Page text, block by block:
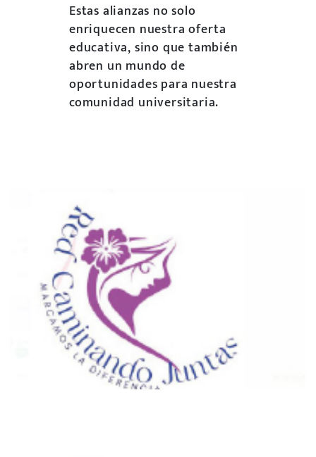
Estas alianzas no solo
enriquecen nuestra oferta
educativa, sino que también
abren un mundo de
oportunidades para nuestra
comunidad universitaria.